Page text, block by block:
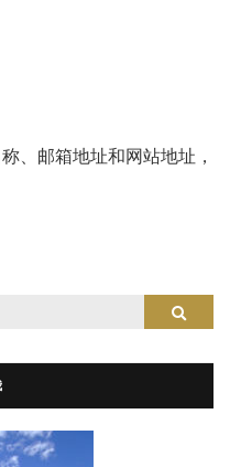
、邮箱地址和网站地址，
搜索